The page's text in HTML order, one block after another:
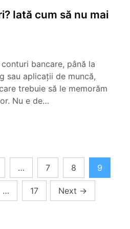
Iată cum să nu mai
bancare, până la
sau aplicații de muncă,
trebuie să le memorăm
Nu e de…
… 7 8 9
… 17 Next →